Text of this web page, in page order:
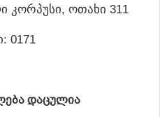
კორპუსი, ოთახი 311
0171
დაცულია